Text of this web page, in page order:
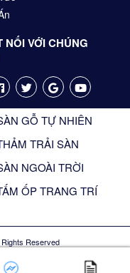
NỐI VỚI CHÚNG
GỖ TỰ NHIÊN
TRẢI SÀN
NGOÀI TRỜI
ỐP TRANG TRÍ
Reserved